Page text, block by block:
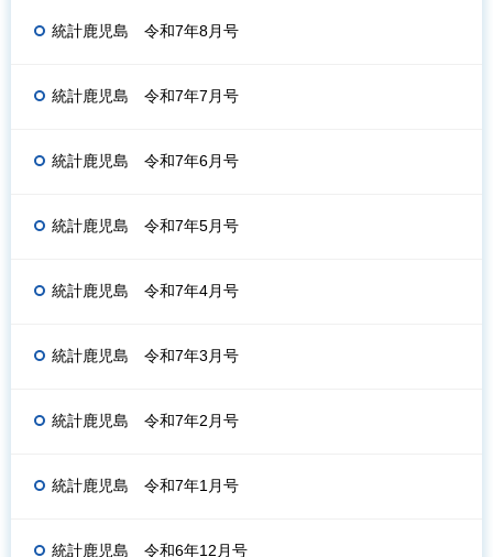
統計鹿児島 令和7年8月号
統計鹿児島 令和7年7月号
統計鹿児島 令和7年6月号
統計鹿児島 令和7年5月号
統計鹿児島 令和7年4月号
統計鹿児島 令和7年3月号
統計鹿児島 令和7年2月号
統計鹿児島 令和7年1月号
統計鹿児島 令和6年12月号